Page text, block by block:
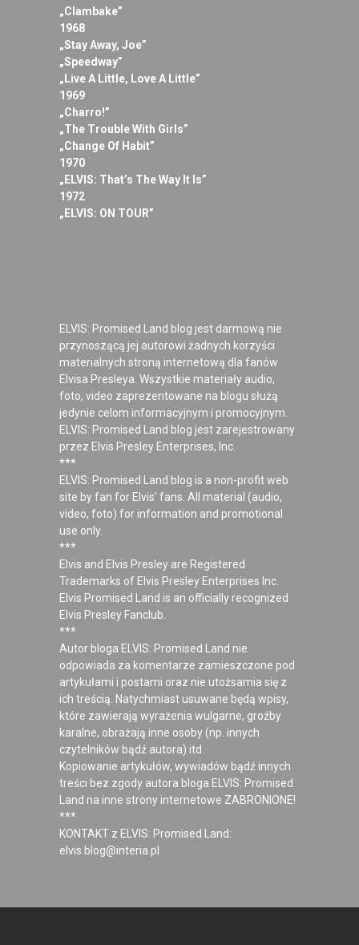
„Clambake”
1968
„Stay Away, Joe”
„Speedway”
„Live A Little, Love A Little”
1969
„Charro!”
„The Trouble With Girls”
„Change Of Habit”
1970
„ELVIS: That’s The Way It Is”
1972
„ELVIS: ON TOUR”
ELVIS: Promised Land blog jest darmową nie
przynoszącą jej autorowi żadnych korzyści
materialnych stroną internetową dla fanów
Elvisa Presleya. Wszystkie materiały audio,
foto, video zaprezentowane na blogu służą
jedynie celom informacyjnym i promocyjnym.
ELVIS: Promised Land blog jest zarejestrowany
przez Elvis Presley Enterprises, Inc.
***
ELVIS: Promised Land blog is a non-profit web
site by fan for Elvis’ fans. All material (audio,
video, foto) for information and promotional
use only.
***
Elvis and Elvis Presley are Registered
Trademarks of Elvis Presley Enterprises Inc.
Elvis Promised Land is an officially recognized
Elvis Presley Fanclub.
***
Autor bloga ELVIS: Promised Land nie
odpowiada za komentarze zamieszczone pod
artykułami i postami oraz nie utożsamia się z
ich treścią. Natychmiast usuwane będą wpisy,
które zawierają wyrażenia wulgarne, groźby
karalne, obrażają inne osoby (np. innych
czytelników bądź autora) itd.
Kopiowanie artykułów, wywiadów bądź innych
treści bez zgody autora bloga ELVIS: Promised
Land na inne strony internetowe ZABRONIONE!
***
KONTAKT z ELVIS: Promised Land:
elvis.blog@interia.pl